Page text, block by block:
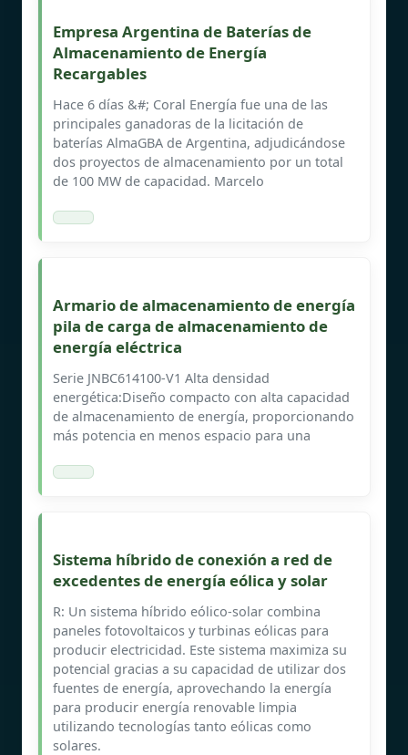
Empresa Argentina de Baterías de
Almacenamiento de Energía
Recargables
Hace 6 días &#; Coral Energía fue una de las
principales ganadoras de la licitación de
baterías AlmaGBA de Argentina, adjudicándose
dos proyectos de almacenamiento por un total
de 100 MW de capacidad. Marcelo
Armario de almacenamiento de energía
pila de carga de almacenamiento de
energía eléctrica
Serie JNBC614100-V1 Alta densidad
energética:Diseño compacto con alta capacidad
de almacenamiento de energía, proporcionando
más potencia en menos espacio para una
Sistema híbrido de conexión a red de
excedentes de energía eólica y solar
R: Un sistema híbrido eólico-solar combina
paneles fotovoltaicos y turbinas eólicas para
producir electricidad. Este sistema maximiza su
potencial gracias a su capacidad de utilizar dos
fuentes de energía, aprovechando la energía
para producir energía renovable limpia
utilizando tecnologías tanto eólicas como
solares.